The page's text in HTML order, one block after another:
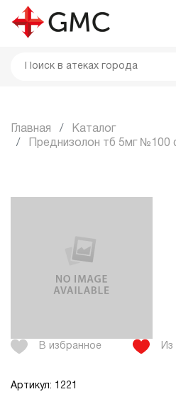
Главная
Каталог
Преднизолон тб 5мг №100
В избранное Из
Артикул: 1221